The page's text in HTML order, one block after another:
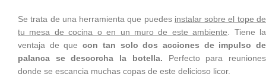
Se trata de una herramienta que puedes instalar sobre el tope de
tu mesa de cocina o en un muro de este ambiente . Tiene la
ventaja de quecon tan solo dos acciones de impulso de
palanca se descorcha la botella. Perfecto para reuniones
donde se escancia muchas copas de este delicioso licor.